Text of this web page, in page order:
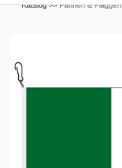
Katalog >>Fahnen & Flaggen